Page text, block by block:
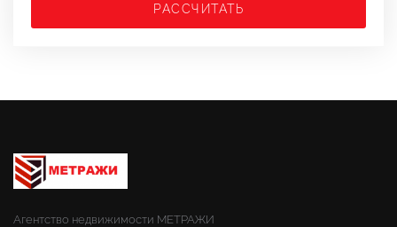
РАССЧИТАТЬ
Агентство недвижимости МЕТРАЖИ